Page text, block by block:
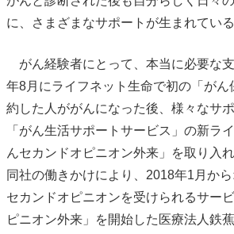
に、さまざまなサポートが生まれている
がん経験者にとって、本当に必要な
年8月にライフネット生命で初の「がん
約した人ががんになった後、様々なサ
「がん生活サポートサービス」の新ラ
んセカンドオピニオン外来」を取り入
同社の働きかけにより、2018年1月か
セカンドオピニオンを受けられるサー
ピニオン外来」を開始した医療法人鉄